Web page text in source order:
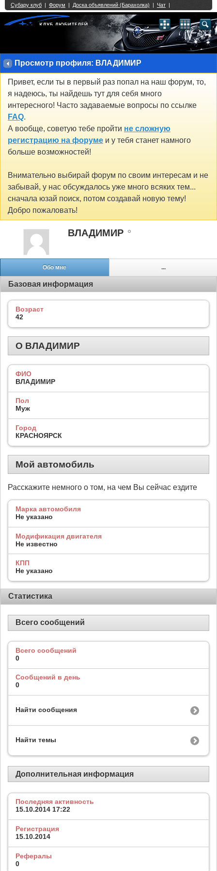
Просмотр профиля: ВЛАДИМИР
Привет, если ты в первый раз попал на наш форум, то,
я надеюсь, ты найдешь тут для себя много
интересного! Часто задаваемые вопросы по ссылке
FAQ.
А вообще, советую тебе пройти не сложную
регистрацию на форуме и у тебя станет намного
больше возможностей!
Внимательно выбирай форум по своим интересам и не
забывай, у нас обсуждалось уже много всяких тем...
сначала юзай поиск, потом создавай новую тему!
Добро пожаловать!
ВЛАДИМИР
Обо мне ...
Базовая информация
Возраст
42
О ВЛАДИМИР
ФИО
ВЛАДИМИР
Пол
Муж
Город
КРАСНОЯРСК
Мой автомобиль
Расскажите немного о том, на чем Вы сейчас ездите
Марка автомобиля
Не указано
Модификация двигателя
Не известно
КПП
Не указано
Статистика
Всего сообщений
Всего сообщений
0
Сообщений в день
0
Найти сообщения
Найти темы
Дополнительная информация
Последняя активность
15.10.2014 17:22
Регистрация
15.10.2014
Рефералы
0
Single Sign On provided byvBSSO
2 3 4 5 6 7 8 9 10 11 12 13 14 15 16 17 18 21 22 23 24 25 26
33 34 35 36 37 38 39 40 41 42 43